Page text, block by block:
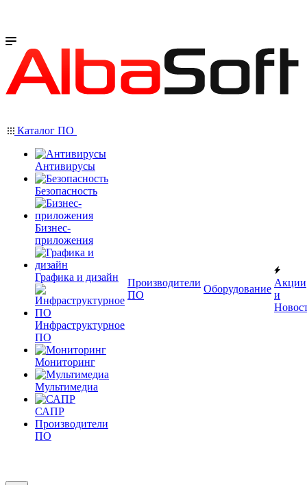
Каталог ПО
Антивирусы
Безопасность
Бизнес-
приложения
Графика и дизайн
Инфраструктурное
ПО
Мониторинг
Мультимедиа
САПР
Производители
ПО
Производители
ПО
Оборудование
Акции
и